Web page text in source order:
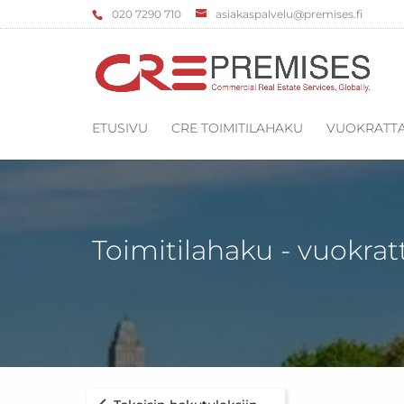
‌020 7290 710 asiakaspalvelu@premises.fi
ETUSIVU CRE TOIMITILAHAKU
Toimitilahaku -